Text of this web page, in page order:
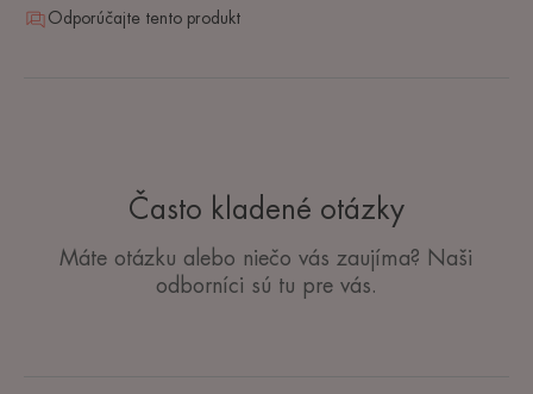
Odporúčajte tento produkt
Často kladené otázky
Máte otázku alebo niečo vás zaujíma? Naši
odborníci sú tu pre vás.